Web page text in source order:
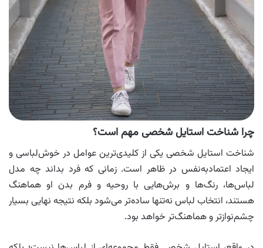
چرا شناخت استایل شخصی مهم است؟
شناخت استایل شخصی یکی از کلیدی‌ترین عوامل در خوش‌لباسی و
ایجاد اعتماد‌به‌نفس در ظاهر است. زمانی که فرد بداند چه مدل
لباس‌ها، رنگ‌ها و برش‌هایی با روحیه و فرم بدن او هماهنگ
هستند، انتخاب لباس نه‌تنها ساده‌تر می‌شود بلکه نتیجه نهایی بسیار
چشم‌نوازتر و هماهنگ‌تر خواهد بود.